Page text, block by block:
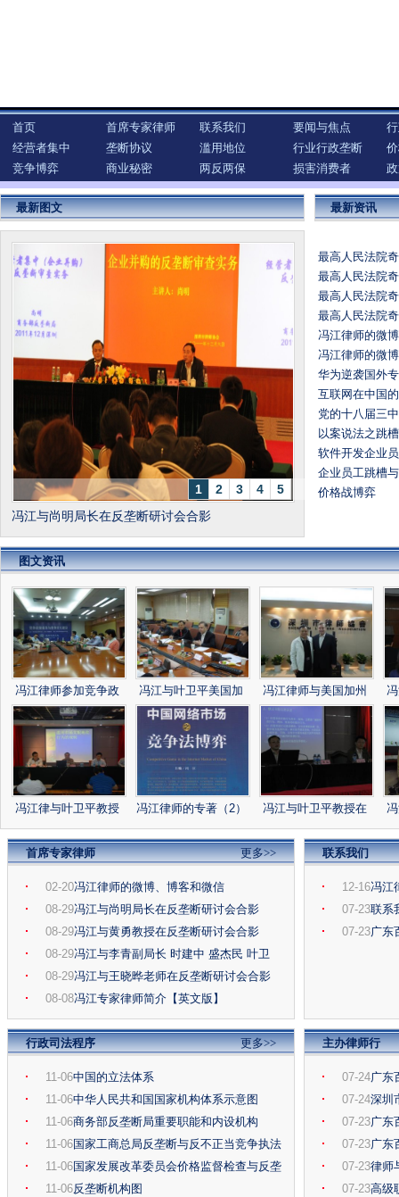
首页 首席专家律师 联系我们 要闻与焦点
经营者集中
垄断协议 滥用地位 行业行政垄断
竞争博弈
商业秘密 两反两保 损害消费者
最新图文
冯江与黄勇教授在反垄断研讨会合影
1 2 3 4 5
最新资讯
最高人民法院
最高人民法院
最高人民法院
最高人民法院
冯江律师的微
冯江律师的微
华为逆袭国外
互联网在中国
党的十八届三
以案说法之跳
软件开发企业
企业员工跳槽
价格战博弈
图文资讯
冯江律师参加竞争政
策倡导和竞争文化建
设研讨会
冯江与叶卫平美国加
州司法部Emilio E Var
anini在竞
冯江律师与美国加州
司法部Emilio E Varan
ini合影.
冯江律与叶卫平教授
等在360与QQ案例研
讨会
冯江律师的专著（2）
冯江与叶卫平教授在
日化产品集体涨价研
讨会
首席专家律师 更多>>
02-20冯江律师的微博、博客和微信
08-29冯江与尚明局长在反垄断研讨会合影
08-29冯江与黄勇教授在反垄断研讨会合影
08-29冯江与李青副局长 时建中 盛杰民 叶卫
08-29冯江与王晓晔老师在反垄断研讨会合影
08-08冯江专家律师简介【英文版】
联系我们
12-16冯江
07-23联系
07-23广东
行政司法程序 更多>>
11-06中国的立法体系
11-06中华人民共和国国家机构体系示意图
11-06商务部反垄断局重要职能和内设机构
11-06国家工商总局反垄断与反不正当竞争执法
11-06国家发展改革委员会价格监督检查与反垄
11-06反垄断机构图
主办律师行
07-24广东
07-24深圳
07-23广东
07-23广东
07-23律师
07-23高级